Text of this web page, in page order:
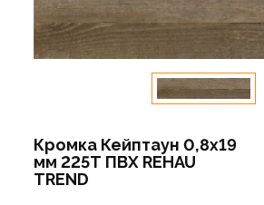
Кромка Кейптаун 0,8х19
мм 225Т ПВХ REHAU
TREND